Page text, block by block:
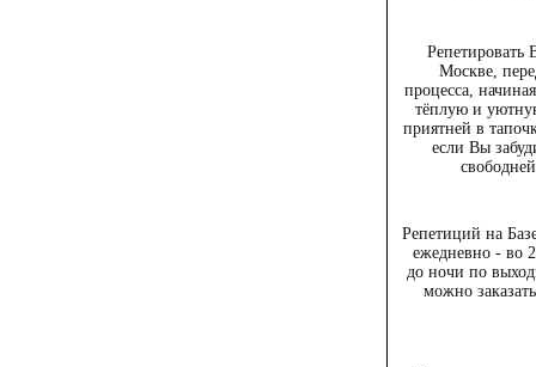
Репетировать
Москве,
процесса,
тёплую и
приятней в
если Вы
Репетиций на
ежедневно - во
до ночи по
можно